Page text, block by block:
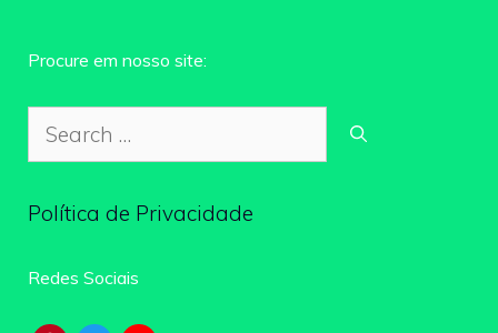
Procure em nosso site:
Search
for:
Política de Privacidade
Redes Sociais